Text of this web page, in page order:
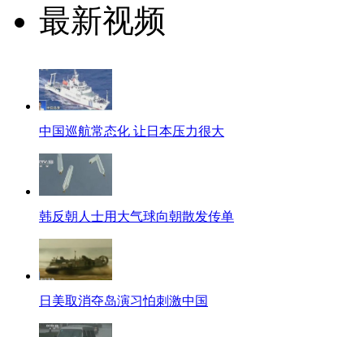
最新视频
中国巡航常态化 让日本压力很大
韩反朝人士用大气球向朝散发传单
日美取消夺岛演习怕刺激中国